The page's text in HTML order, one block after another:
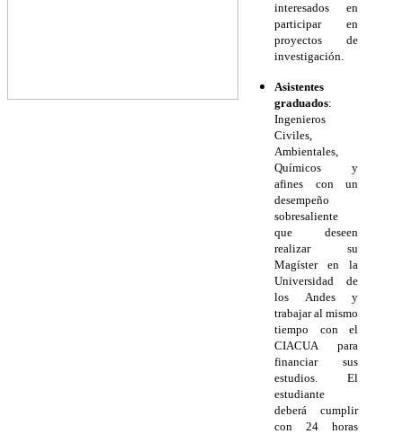
interesados en
participar en
proyectos de
investigación.
Asistentes
graduados:
Ingenieros
Civiles,
Ambientales,
Químicos y
afines con un
desempeño
sobresaliente
que deseen
realizar su
Magíster en la
Universidad de
los Andes y
trabajar al mismo
tiempo con el
CIACUA para
financiar sus
estudios. El
estudiante
deberá cumplir
con 24 horas